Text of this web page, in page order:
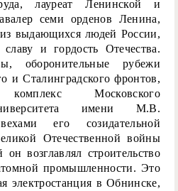
лауреат Ленинской и
семи орденов Ленина,
выдающихся людей России,
и гордость Отечества.
оборонительные рубежи
и Сталинградского фронтов,
Московского
имени М.В.
его созидательной
Отечественной войны
он возглавлял строительство
промышленности. Это
электростанция в Обнинске,